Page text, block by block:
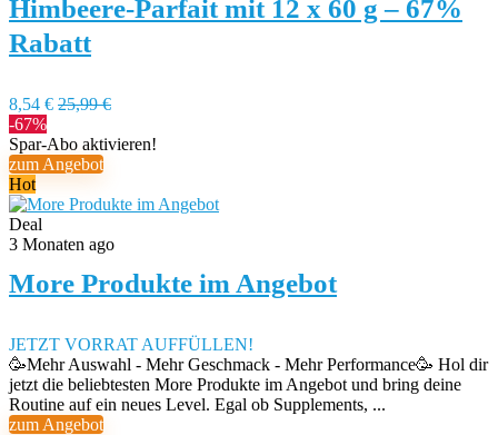
Himbeere-Parfait mit 12 x 60 g – 67%
Rabatt
8,54 € 25,99 €
-67%
Spar-Abo aktivieren!
zum Angebot
Hot
Deal
3 Monaten ago
More Produkte im Angebot
JETZT VORRAT AUFFÜLLEN!
🥳Mehr Auswahl - Mehr Geschmack - Mehr Performance🥳 Hol dir
jetzt die beliebtesten More Produkte im Angebot und bring deine
Routine auf ein neues Level. Egal ob Supplements, ...
zum Angebot